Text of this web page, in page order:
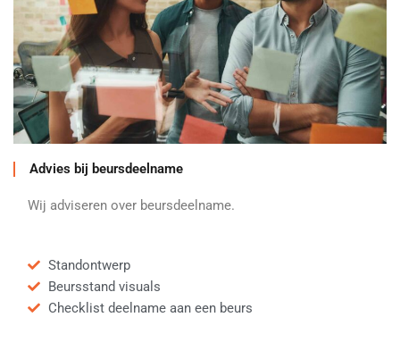
Advies bij beursdeelname
Wij adviseren over beursdeelname.
Standontwerp
Beursstand visuals
Checklist deelname aan een beurs